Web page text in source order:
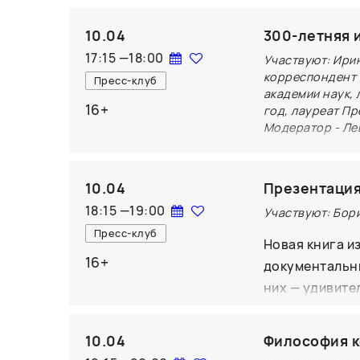
Суворов,
легендарный
маршалы,
военные
10.04
17:15 —18:00
Пресс-клуб
16+
300-летняя
Участвуют:
корреспондент
академии наук,
год, лауреат
Модератор -
документов.
разговор об
Архива РАН.
работы с
примере
«Сибирской
10.04
18:15 —19:00
Пресс-клуб
16+
Участвуют:
Новая книга
них —
в сознании
10.04 Философия